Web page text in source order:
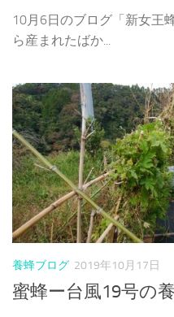
10月6日のブログ「新女王
ら産まれたばか...
養蜂ブログ 2019年10月17日
蜜蜂ー台風19号の